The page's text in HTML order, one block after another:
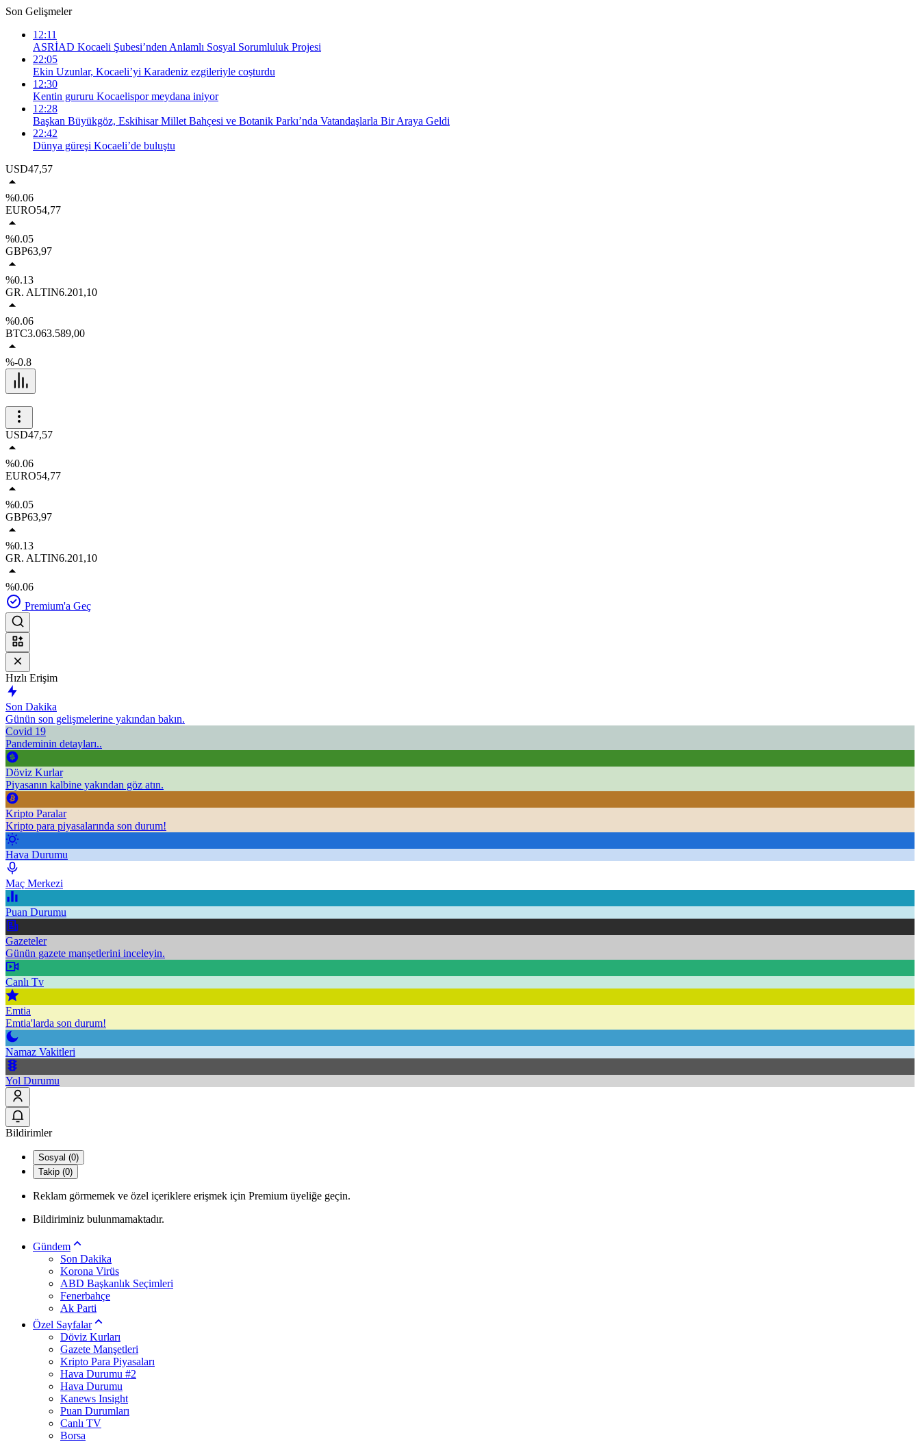
Son Gelişmeler
12:11
ASRİAD Kocaeli Şubesi’nden Anlamlı Sosyal Sorumluluk Projesi
22:05
Ekin Uzunlar, Kocaeli’yi Karadeniz ezgileriyle coşturdu
12:30
Kentin gururu Kocaelispor meydana iniyor
12:28
Başkan Büyükgöz, Eskihisar Millet Bahçesi ve Botanik Parkı’nda Vatandaşlarla Bir Araya Geldi
22:42
Dünya güreşi Kocaeli’de buluştu
USD47,57
%0.06
EURO54,77
%0.05
GBP63,97
%0.13
GR. ALTIN6.201,10
%0.06
BTC3.063.589,00
%-0.8
USD47,57
%0.06
EURO54,77
%0.05
GBP63,97
%0.13
GR. ALTIN6.201,10
%0.06
Premium'a Geç
Hızlı Erişim
Son Dakika
Günün son gelişmelerine yakından bakın.
Covid 19
Pandeminin detayları..
Döviz Kurlar
Piyasanın kalbine yakından göz atın.
Kripto Paralar
Kripto para piyasalarında son durum!
Hava Durumu
Maç Merkezi
Puan Durumu
Gazeteler
Günün gazete manşetlerini inceleyin.
Canlı Tv
Emtia
Emtia'larda son durum!
Namaz Vakitleri
Yol Durumu
Bildirimler
Sosyal (0)
Takip (0)
Reklam görmemek ve özel içeriklere erişmek için Premium üyeliğe geçin.
Bildiriminiz bulunmamaktadır.
Gündem
Son Dakika
Korona Virüs
ABD Başkanlık Seçimleri
Fenerbahçe
Ak Parti
Özel Sayfalar
Döviz Kurları
Gazete Manşetleri
Kripto Para Piyasaları
Hava Durumu #2
Hava Durumu
Kanews Insight
Puan Durumları
Canlı TV
Borsa